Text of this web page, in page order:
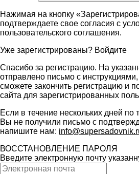
Нажимая на кнопку
подтверждаете свое согласия с
пользовательского соглашения.
Уже зарегистрированы? Войдите
Спасибо за регистрацию. На
отправлено письмо с
сможете закончить регистрацию и
сайта для зарегистрированных
Если в течение нескольких дней
Вы не получили письмо с
напишите нам:
ВОССТАНОВЛЕНИЕ ПАРОЛЯ
Введите электронную почту